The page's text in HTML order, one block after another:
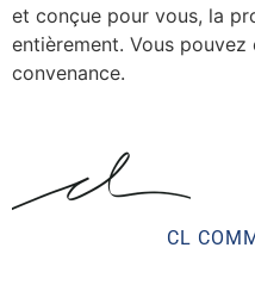
et conçue pour vous, la
entièrement. Vous
convenance.
CL